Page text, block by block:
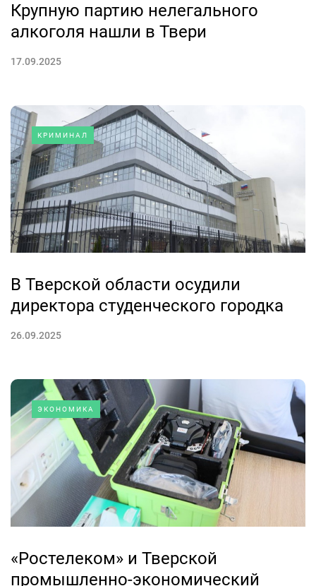
Крупную партию нелегального
алкоголя нашли в Твери
17.09.2025
КРИМИНАЛ
В Тверской области осудили
директора студенческого городка
26.09.2025
ЭКОНОМИКА
«Ростелеком» и Тверской
промышленно-экономический